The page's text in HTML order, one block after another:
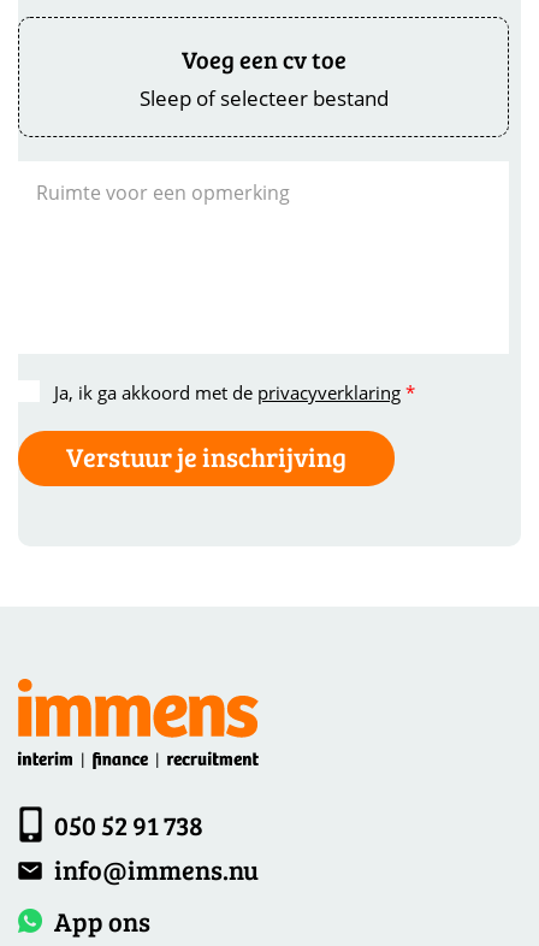
Voeg een cv toe
Sleep of selecteer bestand
Ja, ik ga akkoord met de privacyverklaring *
Verstuur je inschrijving
050 52 91 738
info@immens.nu
App ons